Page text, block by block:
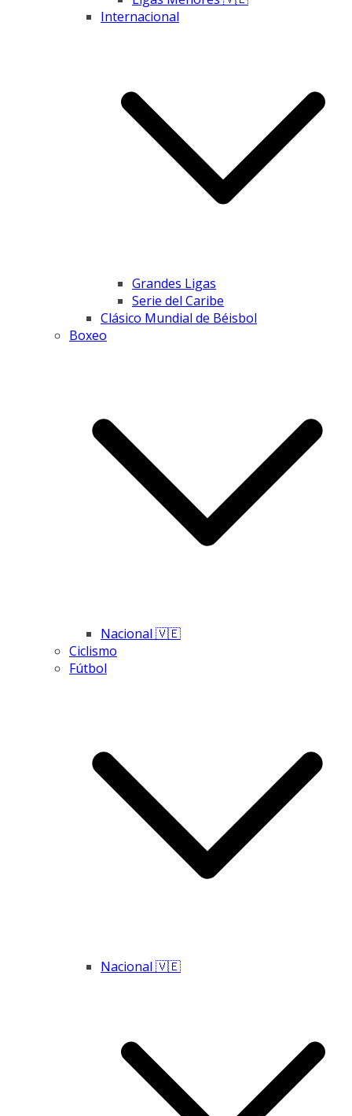
Internacional
Grandes Ligas
Serie del Caribe
Clásico Mundial de Béisbol
Boxeo
Nacional 🇻🇪
Ciclismo
Fútbol
Nacional 🇻🇪